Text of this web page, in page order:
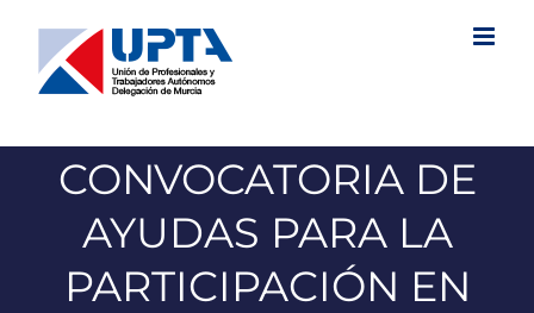
contenido
CONVOCATORIA DE
AYUDAS PARA LA
PARTICIPACIÓN EN